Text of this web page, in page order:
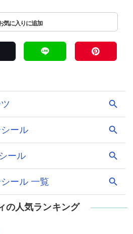
の人気ランキング